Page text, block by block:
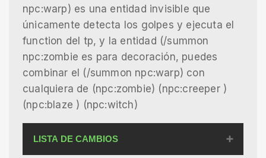
npc:warp) es una entidad invisible que
únicamente detecta los golpes y ejecuta el
function del tp, y la entidad (/summon
npc:zombie es para decoración, puedes
combinar el (/summon npc:warp) con
cualquiera de (npc:zombie) (npc:creeper )
(npc:blaze ) (npc:witch)
LISTA DE CAMBIOS